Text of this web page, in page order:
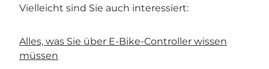
Vielleicht sind Sie auch interessiert:
Alles, was Sie über E-Bike-Controller wissen
müssen